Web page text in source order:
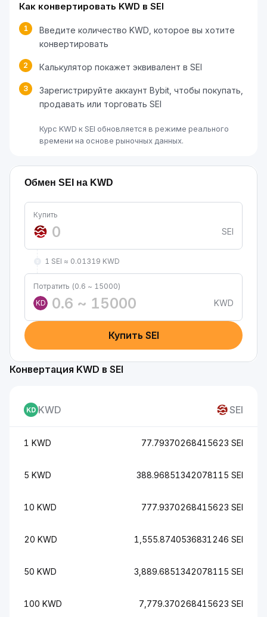
Как конвертировать KWD в SEI
1
Введите количество KWD, которое вы хотите
конвертировать
2 Калькулятор покажет эквивалент в SEI
3
Зарегистрируйте аккаунт Bybit, чтобы покупать,
продавать или торговать SEI
Курс KWD к SEI обновляется в режиме реального
времени на основе рыночных данных.
Обмен SEI на KWD
Купить
SEI
1 SEI ≈ 0.01319 KWD
Потратить (0.6 ~ 15000)
KD
KWD
Купить SEI
Конвертация KWD в SEI
KWD SEI
1 KWD 77.79370268415623 SEI
5 KWD 388.96851342078115 SEI
10 KWD 777.9370268415623 SEI
20 KWD 1,555.8740536831246 SEI
50 KWD 3,889.6851342078115 SEI
100 KWD 7,779.370268415623 SEI